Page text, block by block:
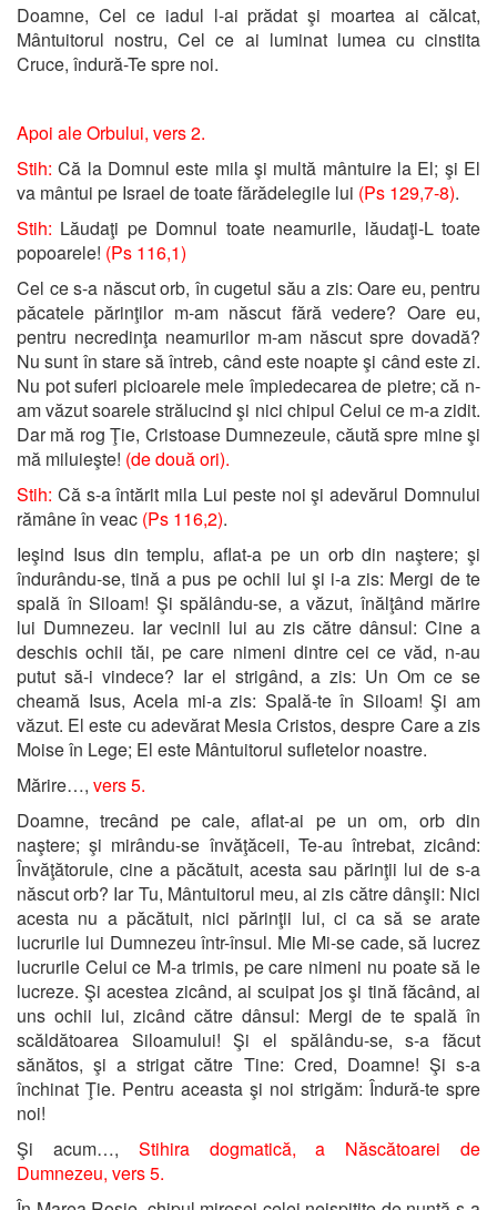
Doamne, Cel ce iadul l-ai prădat şi moartea ai călcat,
Mântuitorul nostru, Cel ce ai luminat lumea cu cinstita
Cruce, îndură-Te spre noi.
Apoi ale Orbului, vers 2.
Stih: Că la Domnul este mila şi multă mântuire la El; şi El
va mântui pe Israel de toate fărădelegile lui (Ps 129,7-8).
Stih: Lăudaţi pe Domnul toate neamurile, lăudaţi-L toate
popoarele! (Ps 116,1)
Cel ce s-a născut orb, în cugetul său a zis: Oare eu, pentru
păcatele părinţilor m-am născut fără vedere? Oare eu,
pentru necredinţa neamurilor m-am născut spre dovadă?
Nu sunt în stare să întreb, când este noapte şi când este zi.
Nu pot suferi picioarele mele împiedecarea de pietre; că n-
am văzut soarele strălucind şi nici chipul Celui ce m-a zidit.
Dar mă rog Ţie, Cristoase Dumnezeule, căută spre mine şi
mă miluieşte! (de două ori).
Stih: Că s-a întărit mila Lui peste noi şi adevărul Domnului
rămâne în veac (Ps 116,2).
Ieşind Isus din templu, aflat-a pe un orb din naştere; şi
îndurându-se, tină a pus pe ochii lui şi i-a zis: Mergi de te
spală în Siloam! Şi spălându-se, a văzut, înălţând mărire
lui Dumnezeu. Iar vecinii lui au zis către dânsul: Cine a
deschis ochii tăi, pe care nimeni dintre cei ce văd, n-au
putut să-i vindece? Iar el strigând, a zis: Un Om ce se
cheamă Isus, Acela mi-a zis: Spală-te în Siloam! Şi am
văzut. El este cu adevărat Mesia Cristos, despre Care a zis
Moise în Lege; El este Mântuitorul sufletelor noastre.
Mărire…, vers 5.
Doamne, trecând pe cale, aflat-ai pe un om, orb din
naştere; şi mirându-se învăţăceii, Te-au întrebat, zicând:
Învăţătorule, cine a păcătuit, acesta sau părinţii lui de s-a
născut orb? Iar Tu, Mântuitorul meu, ai zis către dânşii: Nici
acesta nu a păcătuit, nici părinţii lui, ci ca să se arate
lucrurile lui Dumnezeu într-însul. Mie Mi-se cade, să lucrez
lucrurile Celui ce M-a trimis, pe care nimeni nu poate să le
lucreze. Şi acestea zicând, ai scuipat jos şi tină făcând, ai
uns ochii lui, zicând către dânsul: Mergi de te spală în
scăldătoarea Siloamului! Şi el spălându-se, s-a făcut
sănătos, şi a strigat către Tine: Cred, Doamne! Şi s-a
închinat Ţie. Pentru aceasta şi noi strigăm: Îndură-te spre
noi!
Şi acum…, Stihira dogmatică,
a Născătoarei de
Dumnezeu, vers 5.